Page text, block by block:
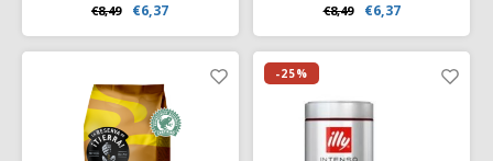
kruidige nuances van zwarte
peper en extra pure
chocolade.
€8,49 €6,37
zuurgraad. Het rijke aroma
bevat verrassende tonen van
karamel en noten en delicate
hints van chocolade en
€8,49 €6,37
-25%